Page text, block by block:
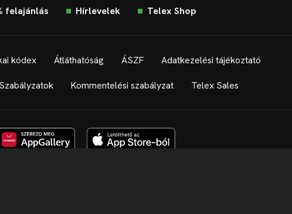
felajánlás Hírlevelek Telex Shop
kódex Átláthatóság ÁSZF Adatkezelési tájékoztató
Szabályzatok Kommentelési szabályzat Telex Sales